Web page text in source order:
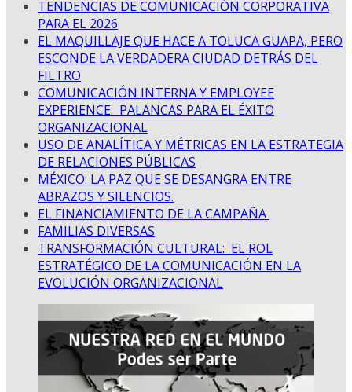
TENDENCIAS DE COMUNICACIÓN CORPORATIVA
PARA EL 2026
EL MAQUILLAJE QUE HACE A TOLUCA GUAPA, PERO
ESCONDE LA VERDADERA CIUDAD DETRÁS DEL
FILTRO
COMUNICACIÓN INTERNA Y EMPLOYEE
EXPERIENCE: PALANCAS PARA EL ÉXITO
ORGANIZACIONAL
USO DE ANALÍTICA Y MÉTRICAS EN LA ESTRATEGIA
DE RELACIONES PÚBLICAS
MÉXICO: LA PAZ QUE SE DESANGRA ENTRE
ABRAZOS Y SILENCIOS.
EL FINANCIAMIENTO DE LA CAMPAÑA
FAMILIAS DIVERSAS
TRANSFORMACIÓN CULTURAL: EL ROL
ESTRATÉGICO DE LA COMUNICACIÓN EN LA
EVOLUCIÓN ORGANIZACIONAL